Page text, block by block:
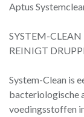
Aptus
SYSTEM-CLEAN
REINIGT
System-Clean is
bacteriologische
voedingsstoffen